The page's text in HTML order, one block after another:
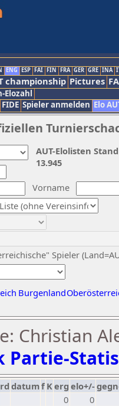
ENG ESP FAI FIN FRA GER GRE INA
championship Pictures
Elozahl
FIDE Spieler anmelden Elo
Vorname
Spieler
Burgenland
AUT-Elolisten
13.945
Christian
Partie-
rd datumf Kerg elo+/-
0
0